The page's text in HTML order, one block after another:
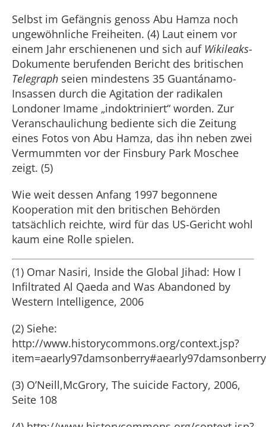
Selbst im Gefängnis genoss Abu Hamza noch
ungewöhnliche Freiheiten. (4) Laut einem vor
einem Jahr erschienenen und sich auf Wikileaks-
Dokumente berufenden Bericht des britischen
Telegraph seien mindestens 35 Guantánamo-
Insassen durch die Agitation der radikalen
Londoner Imame „indoktriniert“ worden. Zur
Veranschaulichung bediente sich die Zeitung
eines Fotos von Abu Hamza, das ihn neben zwei
Vermummten vor der Finsbury Park Moschee
zeigt. (5)
Wie weit dessen Anfang 1997 begonnene
Kooperation mit den britischen Behörden
tatsächlich reichte, wird für das US-Gericht wohl
kaum eine Rolle spielen.
(1) Omar Nasiri, Inside the Global Jihad: How I
Infiltrated Al Qaeda and Was Abandoned by
Western Intelligence, 2006
(2) Siehe:
http://www.historycommons.org/context.jsp?
item=aearly97damsonberry#aearly97damsonberry
(3) O’Neill,McGrory, The suicide Factory, 2006,
Seite 108